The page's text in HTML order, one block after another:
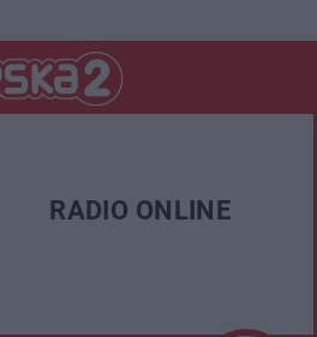
RADIO ONLINE